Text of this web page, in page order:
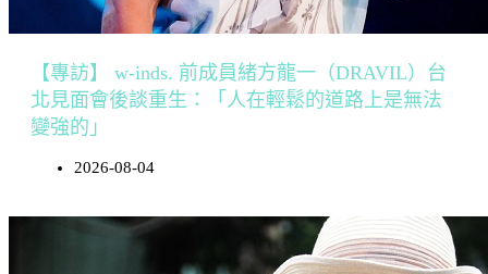
【專訪】 w-inds. 前成員緒方龍一（DRAVIL）台
北見面會後談重生：「人在輕鬆的道路上是無法
變強的」
2026-08-04